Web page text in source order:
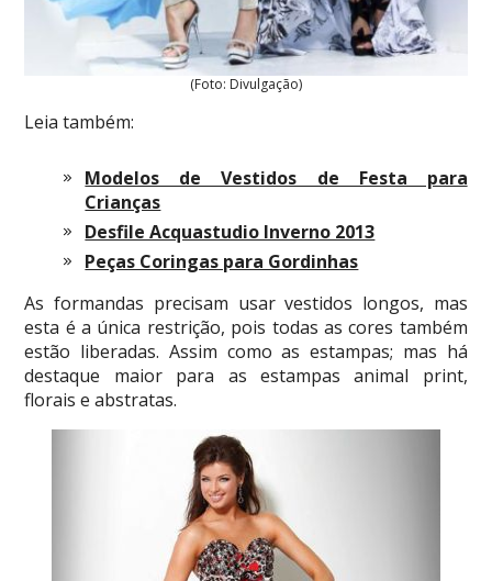
(Foto: Divulgação)
Leia também:
Modelos de Vestidos de Festa para
Crianças
Desfile Acquastudio Inverno 2013
Peças Coringas para Gordinhas
As formandas precisam usar vestidos longos, mas
esta é a única restrição, pois todas as cores também
estão liberadas. Assim como as estampas; mas há
destaque maior para as estampas animal print,
florais e abstratas.